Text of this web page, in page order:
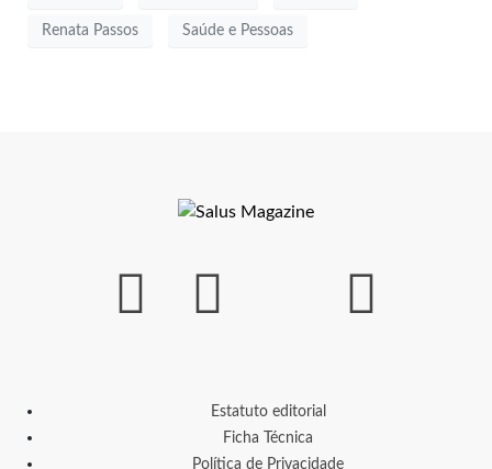
Renata Passos Saúde e Pessoas
Estatuto editorial
Ficha Técnica
Política de Privacidade